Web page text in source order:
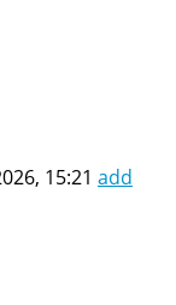
15:21 add